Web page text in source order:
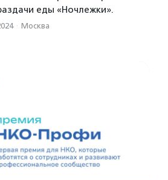
еды «Ночлежки».
· Москва